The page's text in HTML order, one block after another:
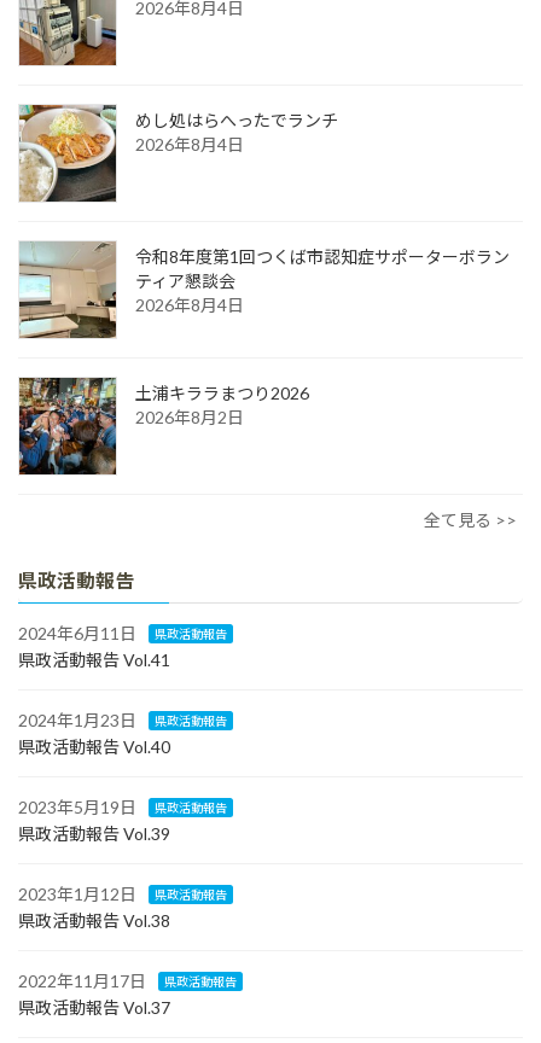
2026年8月4日
めし処はらへったでランチ
2026年8月4日
令和8年度第1回つくば市認知症サポーターボラン
ティア懇談会
2026年8月4日
土浦キララまつり2026
2026年8月2日
全て見る >>
県政活動報告
2024年6月11日 県政活動報告
県政活動報告 Vol.41
2024年1月23日 県政活動報告
県政活動報告 Vol.40
2023年5月19日 県政活動報告
県政活動報告 Vol.39
2023年1月12日 県政活動報告
県政活動報告 Vol.38
2022年11月17日 県政活動報告
県政活動報告 Vol.37